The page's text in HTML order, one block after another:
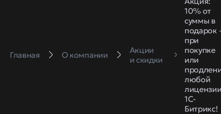
Главная О компании
Акции
и скидки
10% от
суммы в
подарок
при
покупке
или
любой
1С-
Битрикс!